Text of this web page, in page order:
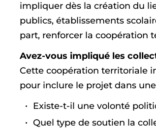
impliquer dès la création du
publics, établissements
part, renforcer la coopération
Avez-vous impliqué les
Cette coopération territoriale
pour inclure le projet dans
Existe-t-il une volonté
Quel type de soutien la